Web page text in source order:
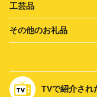
工芸品
その他のお礼品
TVで紹介され